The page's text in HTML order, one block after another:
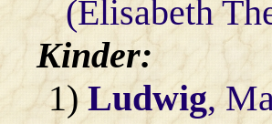
(Elisabeth
Kinder:
1)Ludwig,